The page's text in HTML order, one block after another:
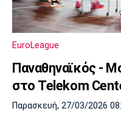
EuroLeague
Παναθηναϊκός -
στο Telekom
Παρασκευή, 27/03/2026